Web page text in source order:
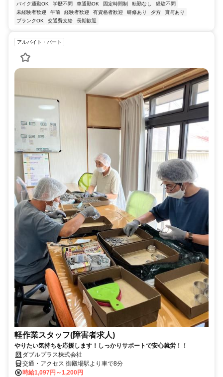
バイク通勤OK
学歴不問 車通勤OK 固定時間制 転勤なし
経験不問
未経験者歓迎
午前 経験者歓迎 有資格者歓迎 研修あり 夕方
賞与あり
ブランクOK
交通費支給 長期歓迎
アルバイト・パート
軽作業スタッフ(障害者求人)
やりたい気持ちを応援します！しっかりサポートで安心就労！！
ダブルプラス株式会社
交通・アクセス 御殿場駅より車で8分
時給1,097円～1,200円